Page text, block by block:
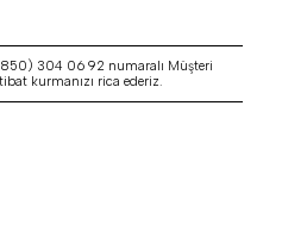
304 06 92 numaralı Müşteri
kurmanızı rica ederiz.